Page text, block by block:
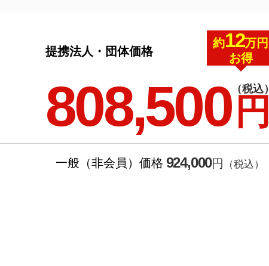
提携法人・団体価格
808,500 円
（税込）
約12万円
お得
一般（非会員）価格 924,000円 （税込）